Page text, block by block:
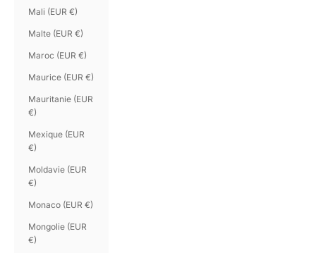
Mali (EUR €)
Malte (EUR €)
Maroc (EUR €)
Maurice (EUR €)
Mauritanie (EUR
€)
Mexique (EUR
€)
Moldavie (EUR
€)
Monaco (EUR €)
Mongolie (EUR
€)